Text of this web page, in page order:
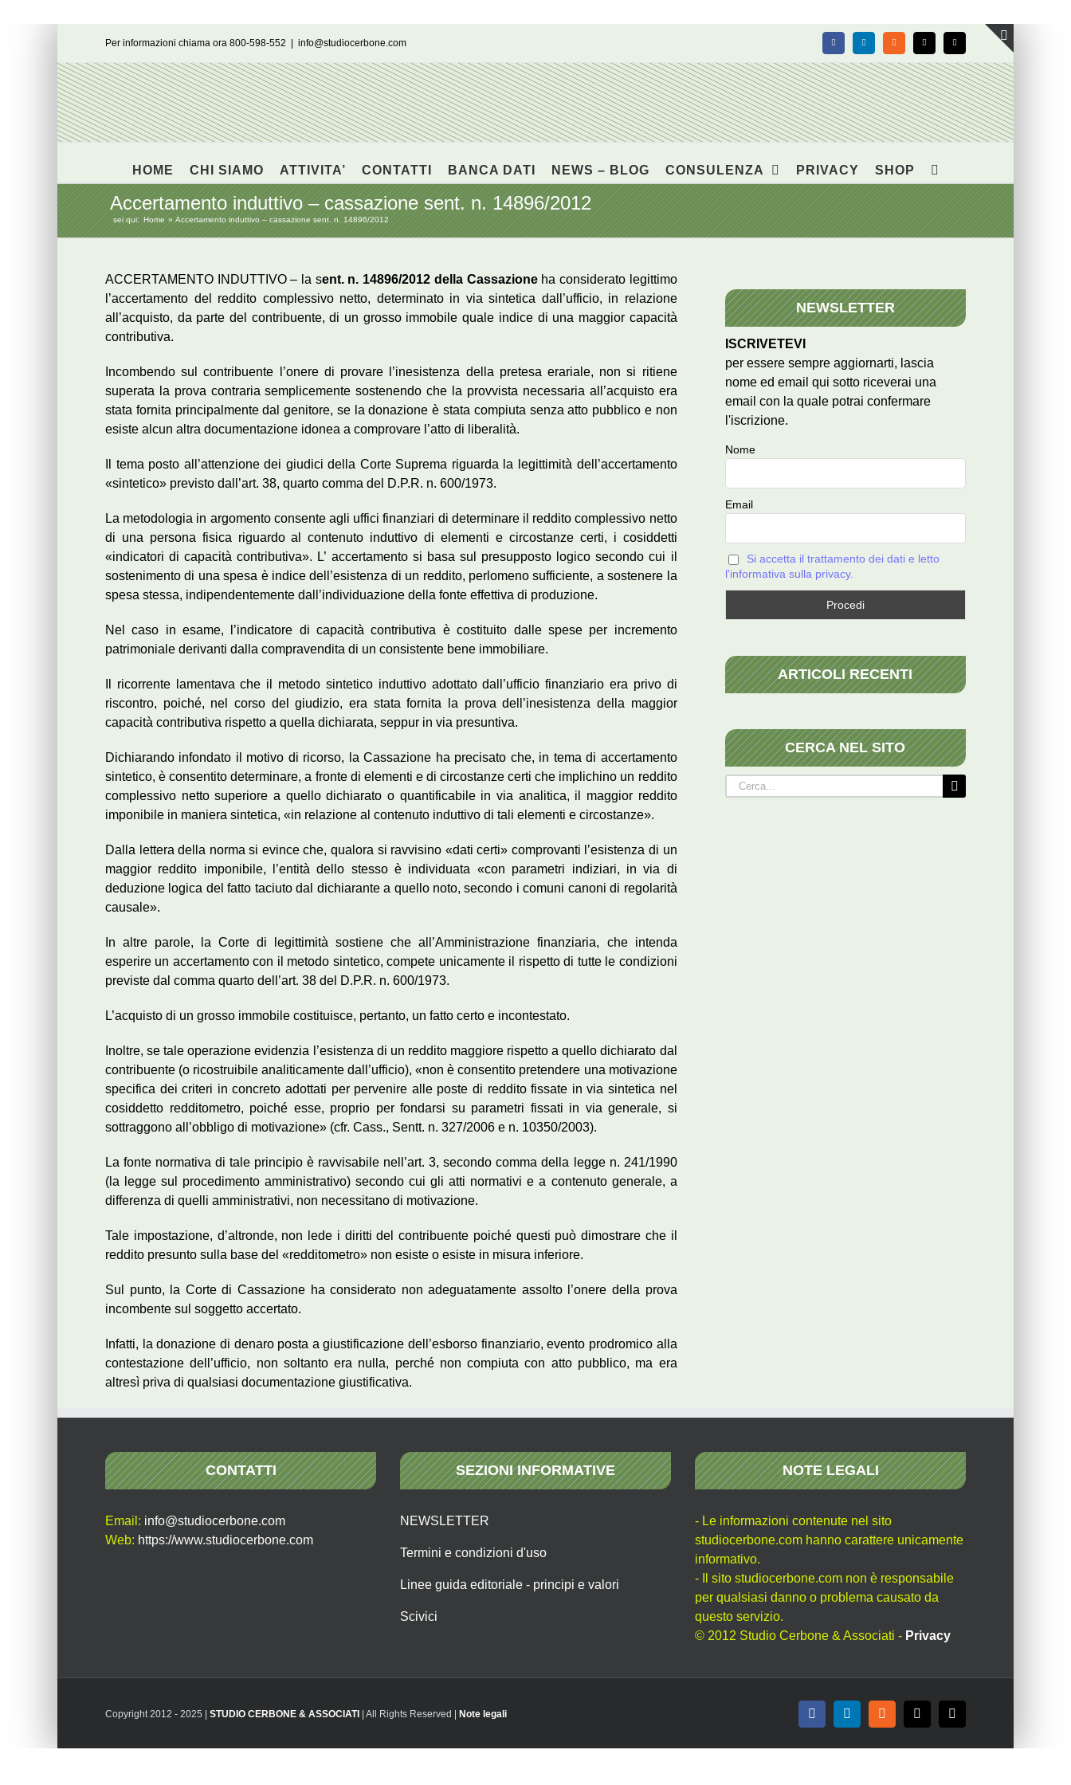
Per informazioni chiama ora 800-598-552 info@studiocerbone.com FacebookLinkedIn Rss X Email
HOME CHI SIAMO ATTIVITA’ CONTATTI BANCA DATI NEWS – BLOG CONSULENZA PRIVACY SHOP
Accertamento induttivo – cassazione sent. n. 14896/2012
sei qui: Home Accertamento induttivo – cassazione sent. n. 14896/2012
ACCERTAMENTO INDUTTIVO – la sent. n. 14896/2012 della Cassazioneha considerato legittimo
l’accertamento del reddito complessivo netto, determinato in via sintetica dall’ufficio, in relazione
all’acquisto, da parte del contribuente, di un grosso immobile quale indice di una maggior capacità
contributiva.
Incombendo sul contribuente l’onere di provare l’inesistenza della pretesa erariale, non si ritiene
superata la prova contraria semplicemente sostenendo che la provvista necessaria all’acquisto era
stata fornita principalmente dal genitore, se la donazione è stata compiuta senza atto pubblico e non
esiste alcun altra documentazione idonea a comprovare l’atto di liberalità.
Il tema posto all’attenzione dei giudici della Corte Suprema riguarda la legittimità dell’accertamento
«sintetico» previsto dall’art. 38, quarto comma del D.P.R. n. 600/1973.
La metodologia in argomento consente agli uffici finanziari di determinare il reddito complessivo netto
di una persona fisica riguardo al contenuto induttivo di elementi e circostanze certi, i cosiddetti
«indicatori di capacità contributiva». L’ accertamento si basa sul presupposto logico secondo cui il
sostenimento di una spesa è indice dell’esistenza di un reddito, perlomeno sufficiente, a sostenere la
spesa stessa, indipendentemente dall’individuazione della fonte effettiva di produzione.
Nel caso in esame, l’indicatore di capacità contributiva è costituito dalle spese per incremento
patrimoniale derivanti dalla compravendita di un consistente bene immobiliare.
Il ricorrente lamentava che il metodo sintetico induttivo adottato dall’ufficio finanziario era privo di
riscontro, poiché, nel corso del giudizio, era stata fornita la prova dell’inesistenza della maggior
capacità contributiva rispetto a quella dichiarata, seppur in via presuntiva.
Dichiarando infondato il motivo di ricorso, la Cassazione ha precisato che, in tema di accertamento
sintetico, è consentito determinare, a fronte di elementi e di circostanze certi che implichino un reddito
complessivo netto superiore a quello dichiarato o quantificabile in via analitica, il maggior reddito
imponibile in maniera sintetica, «in relazione al contenuto induttivo di tali elementi e circostanze».
Dalla lettera della norma si evince che, qualora si ravvisino «dati certi» comprovanti l’esistenza di un
maggior reddito imponibile, l’entità dello stesso è individuata «con parametri indiziari, in via di
deduzione logica del fatto taciuto dal dichiarante a quello noto, secondo i comuni canoni di regolarità
causale».
In altre parole, la Corte di legittimità sostiene che all’Amministrazione finanziaria, che intenda
esperire un accertamento con il metodo sintetico, compete unicamente il rispetto di tutte le condizioni
previste dal comma quarto dell’art. 38 del D.P.R. n. 600/1973.
L’acquisto di un grosso immobile costituisce, pertanto, un fatto certo e incontestato.
Inoltre, se tale operazione evidenzia l’esistenza di un reddito maggiore rispetto a quello dichiarato dal
contribuente (o ricostruibile analiticamente dall’ufficio), «non è consentito pretendere una motivazione
specifica dei criteri in concreto adottati per pervenire alle poste di reddito fissate in via sintetica nel
cosiddetto redditometro, poiché esse, proprio per fondarsi su parametri fissati in via generale, si
sottraggono all’obbligo di motivazione» (cfr. Cass., Sentt. n. 327/2006 e n. 10350/2003).
La fonte normativa di tale principio è ravvisabile nell’art. 3, secondo comma della legge n. 241/1990
(la legge sul procedimento amministrativo) secondo cui gli atti normativi e a contenuto generale, a
differenza di quelli amministrativi, non necessitano di motivazione.
Tale impostazione, d’altronde, non lede i diritti del contribuente poiché questi può dimostrare che il
reddito presunto sulla base del «redditometro» non esiste o esiste in misura inferiore.
Sul punto, la Corte di Cassazione ha considerato non adeguatamente assolto l’onere della prova
incombente sul soggetto accertato.
Infatti, la donazione di denaro posta a giustificazione dell’esborso finanziario, evento prodromico alla
contestazione dell’ufficio, non soltanto era nulla, perché non compiuta con atto pubblico, ma era
altresì priva di qualsiasi documentazione giustificativa.
NEWSLETTER
ISCRIVETEVI
per essere sempre aggiornarti, lascia
nome ed email qui sotto riceverai una
email con la quale potrai confermare
l'iscrizione.
Nome
Email
Si accetta il trattamento dei dati e letto
l'informativa sulla privacy.
ARTICOLI RECENTI
CERCA NEL SITO
Cerca
per:
CONTATTI
Email: info@studiocerbone.com
Web: https://www.studiocerbone.com
SEZIONI INFORMATIVE
NEWSLETTER
Termini e condizioni d'uso
Linee guida editoriale - principi e valori
Scivici
NOTE LEGALI
- Le informazioni contenute nel sito
studiocerbone.com hanno carattere unicamente
informativo.
- Il sito studiocerbone.com non è responsabile
per qualsiasi danno o problema causato da
questo servizio.
© 2012 Studio Cerbone & Associati - Privacy
Copyright 2012 - 2025 | STUDIO CERBONE & ASSOCIATI | All Rights Reserved | Note legali FacebookLinkedInRss X Email
Toggle
area
barra
scorrevole